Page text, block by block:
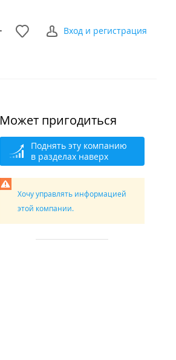
Вход и регистрация
Может пригодиться
Поднять эту компанию
в разделах наверх
Хочу управлять информацией
этой компании.